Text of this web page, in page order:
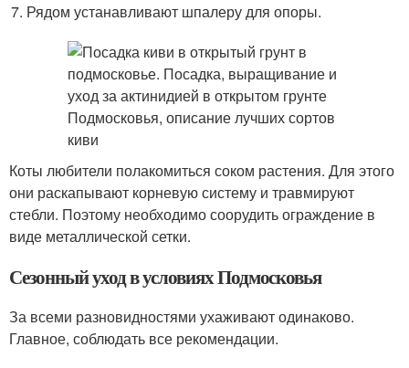
Рядом устанавливают шпалеру для опоры.
Коты любители полакомиться соком растения. Для этого
они раскапывают корневую систему и травмируют
стебли. Поэтому необходимо соорудить ограждение в
виде металлической сетки.
Сезонный уход в условиях Подмосковья
За всеми разновидностями ухаживают одинаково.
Главное, соблюдать все рекомендации.